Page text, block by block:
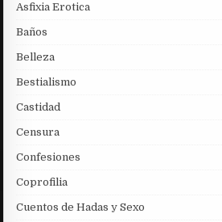
Asfixia Erotica
Baños
Belleza
Bestialismo
Castidad
Censura
Confesiones
Coprofilia
Cuentos de Hadas y Sexo